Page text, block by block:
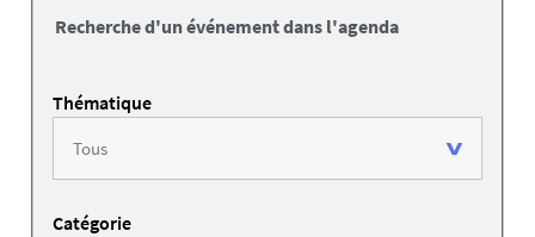
Recherche d'un événement dans l'agenda
Thématique
Catégorie